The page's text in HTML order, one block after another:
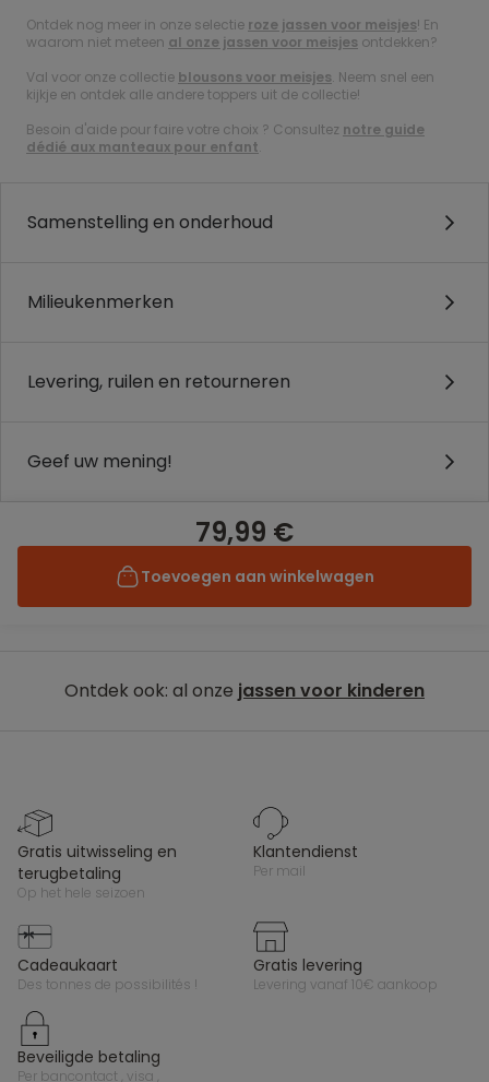
Ontdek nog meer in onze selectie roze jassen voor meisjes! En
waarom niet meteen al onze jassen voor meisjes ontdekken?
Val voor onze collectie blousons voor meisjes. Neem snel een
kijkje en ontdek alle andere toppers uit de collectie!
Besoin d'aide pour faire votre choix ? Consultez notre guide
dédié aux manteaux pour enfant.
Samenstelling en onderhoud
Milieukenmerken
Levering, ruilen en retourneren
Geef uw mening!
79,99 €
Toevoegen aan winkelwagen
Ontdek ook: al onze jassen voor kinderen
gratis uitwisseling en
terugbetaling
op het hele seizoen
klantendienst
per mail
cadeaukaart
des tonnes de possibilités !
gratis levering
levering vanaf 10€ aankoop
beveiligde betaling
per bancontact , visa ,